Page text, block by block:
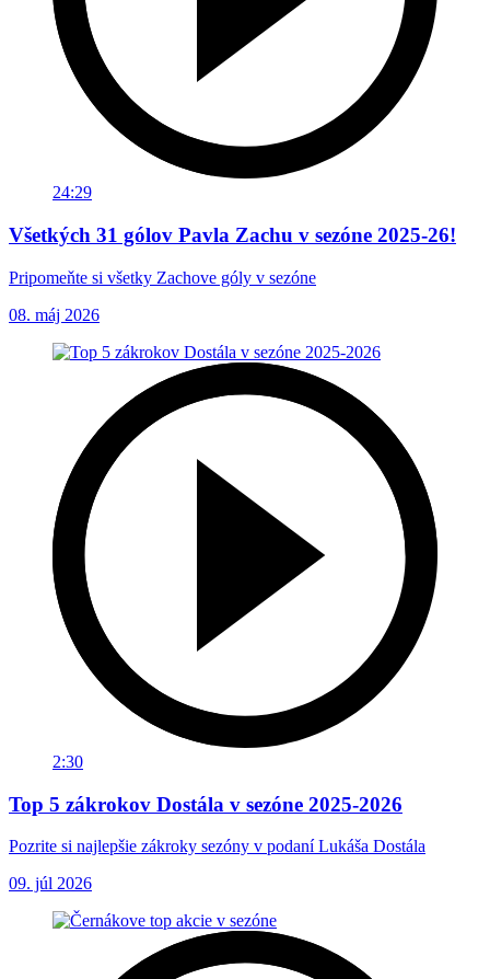
24:29
Všetkých 31 gólov Pavla Zachu v sezóne 2025-26!
Pripomeňte si všetky Zachove góly v sezóne
08. máj 2026
2:30
Top 5 zákrokov Dostála v sezóne 2025-2026
Pozrite si najlepšie zákroky sezóny v podaní Lukáša Dostála
09. júl 2026